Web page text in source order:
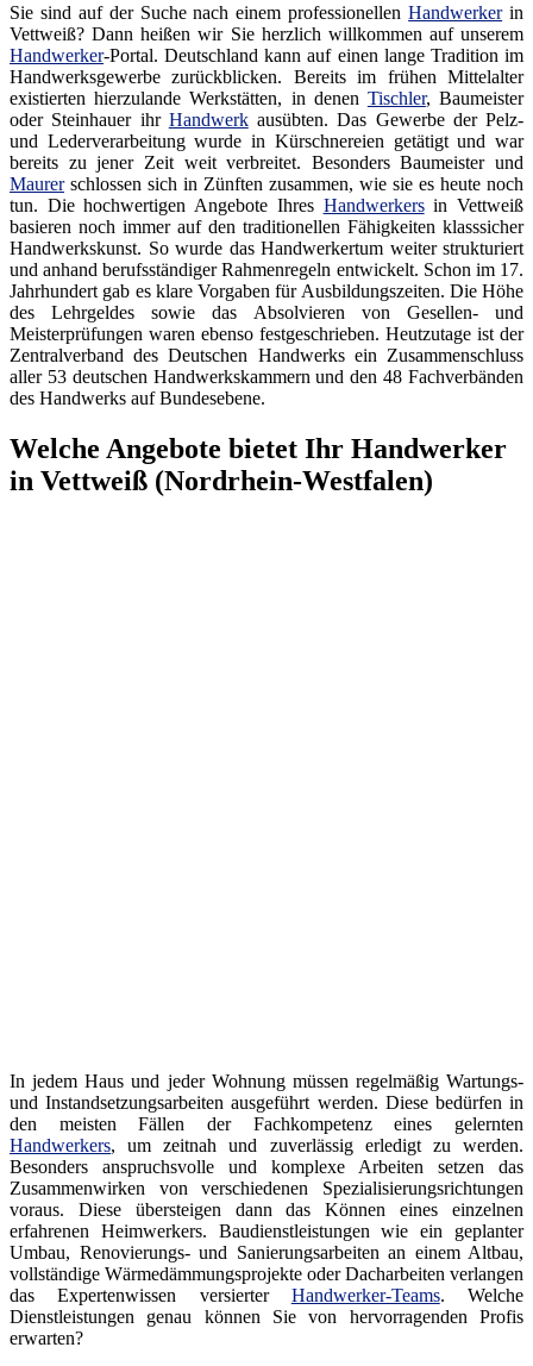
Sie sind auf der Suche nach einem professionellenHandwerkerin
Vettweiß? Dann heißen wir Sie herzlich willkommen auf unserem
Handwerker-Portal. Deutschland kann auf einen lange Tradition im
Handwerksgewerbe zurückblicken. Bereits im frühen Mittelalter
existierten hierzulande Werkstätten, in denen Tischler, Baumeister
oder Steinhauer ihr Handwerkausübten. Das Gewerbe der Pelz-
und Lederverarbeitung wurde in Kürschnereien getätigt und war
bereits zu jener Zeit weit verbreitet. Besonders Baumeister und
Maurerschlossen sich in Zünften zusammen, wie sie es heute noch
tun. Die hochwertigen Angebote Ihres Handwerkersin Vettweiß
basieren noch immer auf den traditionellen Fähigkeiten klasssicher
Handwerkskunst. So wurde das Handwerkertum weiter strukturiert
und anhand berufsständiger Rahmenregeln entwickelt. Schon im 17.
Jahrhundert gab es klare Vorgaben für Ausbildungszeiten. Die Höhe
des Lehrgeldes sowie das Absolvieren von Gesellen- und
Meisterprüfungen waren ebenso festgeschrieben. Heutzutage ist der
Zentralverband des Deutschen Handwerks ein Zusammenschluss
aller 53 deutschen Handwerkskammern und den 48 Fachverbänden
des Handwerks auf Bundesebene.
Welche Angebote bietet Ihr Handwerker
in Vettweiß (Nordrhein-Westfalen)
In jedem Haus und jeder Wohnung müssen regelmäßig Wartungs-
und Instandsetzungsarbeiten ausgeführt werden. Diese bedürfen in
den meisten Fällen der Fachkompetenz eines gelernten
Handwerkers, um zeitnah und zuverlässig erledigt zu werden.
Besonders anspruchsvolle und komplexe Arbeiten setzen das
Zusammenwirken von verschiedenen Spezialisierungsrichtungen
voraus. Diese übersteigen dann das Können eines einzelnen
erfahrenen Heimwerkers. Baudienstleistungen wie ein geplanter
Umbau, Renovierungs- und Sanierungsarbeiten an einem Altbau,
vollständige Wärmedämmungsprojekte oder Dacharbeiten verlangen
das Expertenwissen versierter Handwerker-Teams. Welche
Dienstleistungen genau können Sie von hervorragenden Profis
erwarten?